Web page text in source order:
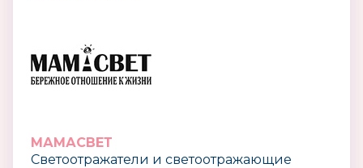
МАМАСВЕТ
Cветоотражатели и светоотражающие